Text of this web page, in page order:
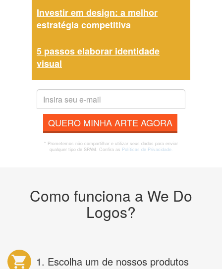
Investir em design: a melhor
estratégia competitiva
5 passos elaborar identidade
visual
QUERO MINHA ARTE AGORA
* Prometemos não compartilhar e utilizar seus dados para enviar
qualquer tipo de SPAM. Confira as Políticas de Privacidade.
Como funciona a We Do
Logos?
1. Escolha um de nossos produtos